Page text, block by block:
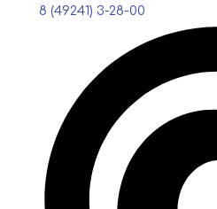
8 (49241) 3-28-00